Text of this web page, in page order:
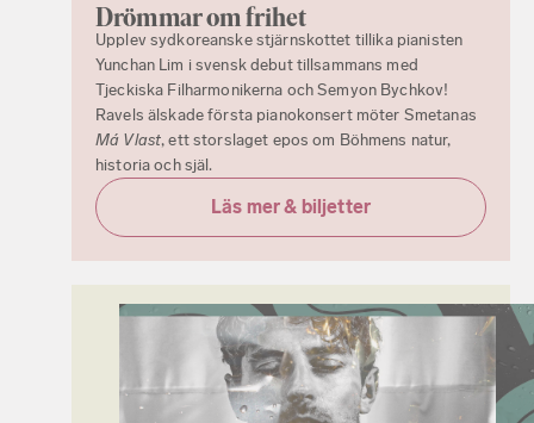
Drömmar om frihet
Upplev sydkoreanske stjärnskottet tillika pianisten
Yunchan Lim i svensk debut tillsammans med
Tjeckiska Filharmonikerna och Semyon Bychkov!
Ravels älskade första pianokonsert möter Smetanas
Má Vlast, ett storslaget epos om Böhmens natur,
historia och själ.
Läs mer & biljetter